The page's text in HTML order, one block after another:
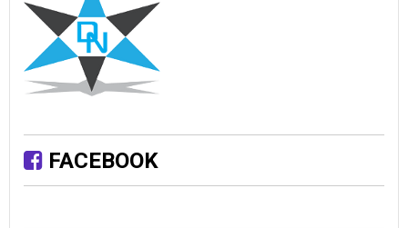
FACEBOOK